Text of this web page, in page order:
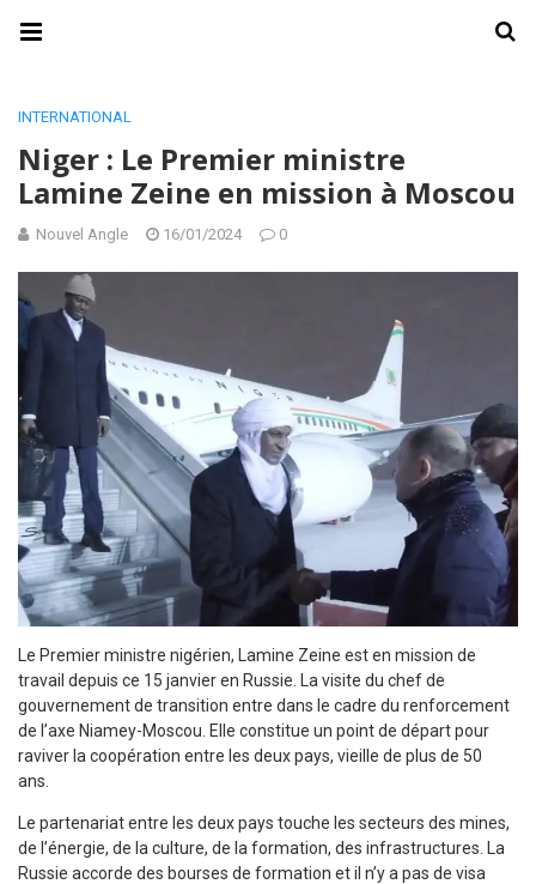
INTERNATIONAL
Niger : Le Premier ministre
Lamine Zeine en mission à Moscou
Nouvel Angle 16/01/2024 0
Le Premier ministre nigérien, Lamine Zeine est en mission de
travail depuis ce 15 janvier en Russie. La visite du chef de
gouvernement de transition entre dans le cadre du renforcement
de l’axe Niamey-Moscou. Elle constitue un point de départ pour
raviver la coopération entre les deux pays, vieille de plus de 50
ans.
Le partenariat entre les deux pays touche les secteurs des mines,
de l’énergie, de la culture, de la formation, des infrastructures. La
Russie accorde des bourses de formation et il n’y a pas de visa